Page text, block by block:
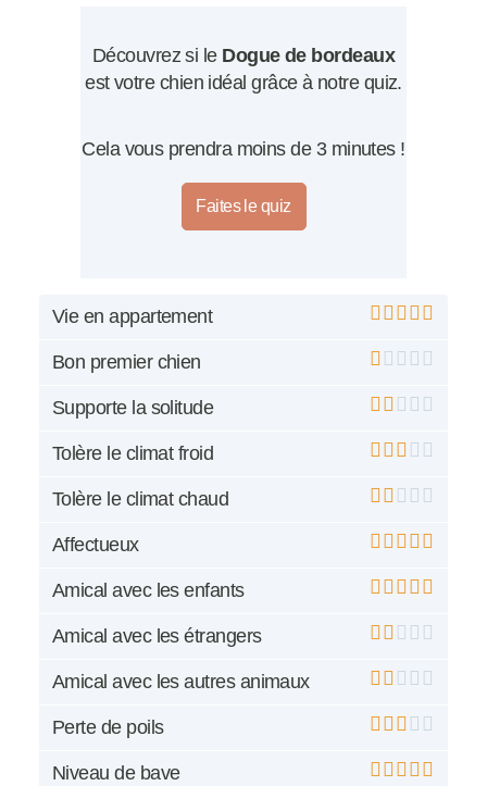
Découvrez si le Dogue de bordeaux
est votre chien idéal grâce à notre quiz.
Cela vous prendra moins de 3 minutes !
Faites le quiz
Vie en appartement
Bon premier chien
Supporte la solitude
Tolère le climat froid
Tolère le climat chaud
Affectueux
Amical avec les enfants
Amical avec les étrangers
Amical avec les autres animaux
Perte de poils
Niveau de bave